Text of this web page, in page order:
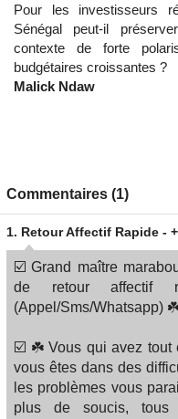
Pour les investisseurs
Sénégal peut-il
contexte de forte
budgétaires croissantes ?
Malick Ndaw
Commentaires (1)
1. Retour Affectif Rapide -
☑️ Grand maître
de retour affectif
(Appel/Sms/Whatsapp)
☑️ ☘️ Vous qui avez tout
vous êtes dans des
les problèmes vous
plus de soucis, tous